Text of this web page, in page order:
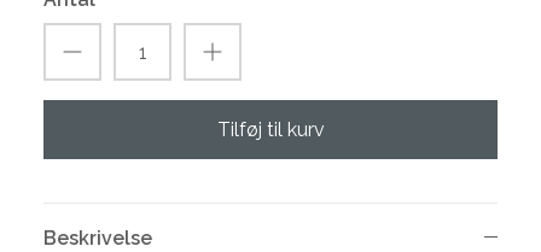
Tilføj til kurv
Beskrivelse